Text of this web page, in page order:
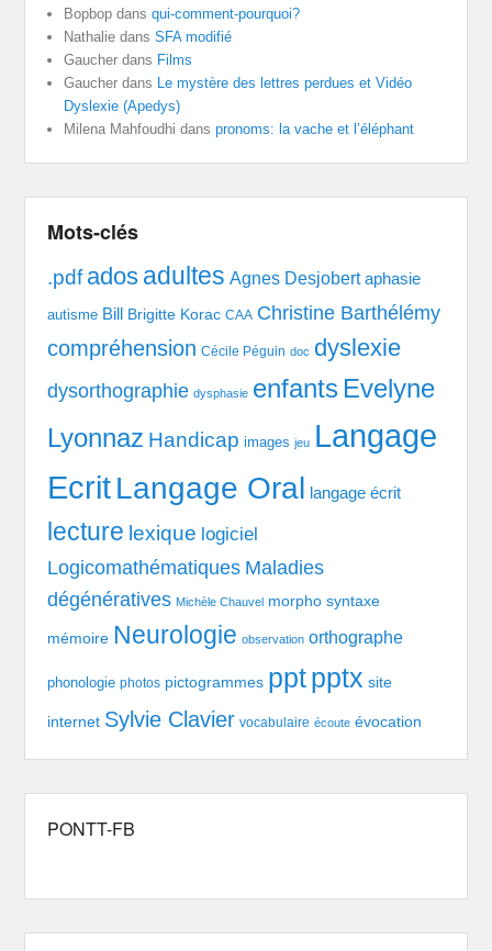
Bopbop dansqui-comment-pourquoi?
Nathalie dansSFA modifié
Gaucher dans Films
Gaucher dans Le mystère des lettres perdues et Vidéo
Dyslexie (Apedys)
Milena Mahfoudhi danspronoms: la vache et l’éléphant
Mots-clés
.pdf ados adultes Agnes Desjobert aphasie
autisme Bill Brigitte Korac CAA Christine Barthélémy
compréhension Cécile Péguin doc dyslexie
dysorthographie dysphasie enfants Evelyne
Lyonnaz Handicap images jeu Langage
EcritLangage Oral langage écrit
lecture lexique logiciel
Logicomathématiques Maladies
dégénératives Michèle Chauvel morpho syntaxe
mémoire Neurologie observation orthographe
phonologie photos pictogrammes pptpptx site
internet Sylvie Clavier vocabulaire écoute évocation
PONTT-FB